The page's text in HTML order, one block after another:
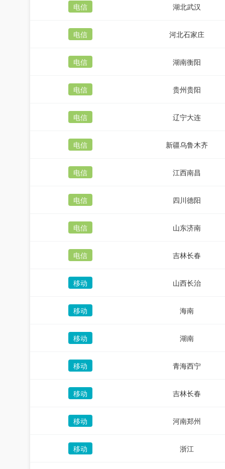
电信 湖北武汉
电信 河北石家庄
电信 湖南衡阳
电信 贵州贵阳
电信 辽宁大连
电信 新疆乌鲁木齐
电信 江西南昌
电信 四川德阳
电信 山东济南
电信 吉林长春
移动 山西长治
移动 海南
移动 湖南
移动 青海西宁
移动 吉林长春
移动 河南郑州
移动 浙江